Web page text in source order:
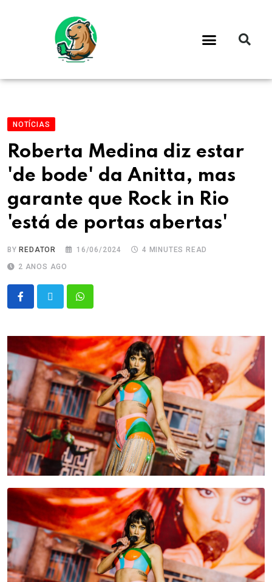
NOTÍCIAS
Roberta Medina diz estar
'de bode' da Anitta, mas
garante que Rock in Rio
'está de portas abertas'
BY REDATOR 16/06/2024
4 MINUTES READ
2 ANOS AGO